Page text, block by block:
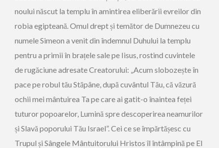
noului născut la templu în amintirea eliberării evreilor din
robia egipteană. Omul drept și temător de Dumnezeu cu
numele Simeon a venit din îndemnul Duhului la templu
pentru a primii în brațele sale pe Iisus, rostind cuvintele
de rugăciune adresate Creatorului: „Acum slobozește în
pace pe robul tău Stăpâne, după cuvântul Tău, că văzură
ochii mei mântuirea Ta pe care ai gatit-o înaintea feței
tuturor popoarelor, Lumină spre descoperirea neamurilor
și Slavă poporului Tău Israel”. Cei ce se împărtășesc cu
Trupul și Sângele Mântuitorului Hristos îl întâmpină pe El